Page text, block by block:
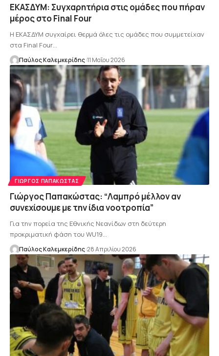
ΕΚΑΣΔΥΜ: Συγχαρητήρια στις ομάδες που πήραν
μέρος στο Final Four
Η ΕΚΑΣΔΥΜ συγχαίρει θερμά όλες τις ομάδες που συμμετείχαν
στα Final Four…
Παύλος Καλεμκερίδης 11 Μαΐου 2026
ΓΙΏΡΓΟΣ ΠΑΠΑΚΏΣΤΑΣ
Γιώργος Παπακώστας: “Λαμπρό μέλλον αν
συνεχίσουμε με την ίδια νοοτροπία”
Για την πορεία της Εθνικής Νεανίδων στη δεύτερη
προκριματική φάση του WU19…
Παύλος Καλεμκερίδης 28 Απριλίου 2026